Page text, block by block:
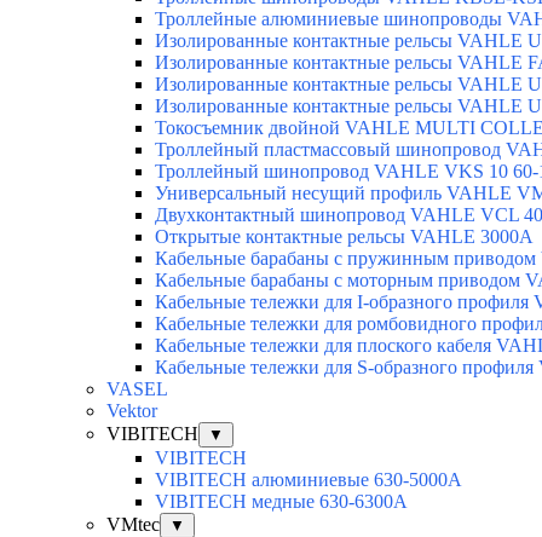
Троллейные алюминиевые шинопроводы
Изолированные контактные рельсы VAHLE
Изолированные контактные рельсы VAHLE
Изолированные контактные рельсы VAHLE
Изолированные контактные рельсы VAHLE
Токосъемник двойной VAHLE MULTI
Троллейный пластмассовый шинопровод
Троллейный шинопровод VAHLE VKS 10
Универсальный несущий профиль VAHLE
Двухконтактный шинопровод VAHLE VCL
Открытые контактные рельсы VAHLE 3000А
Кабельные барабаны с пружинным
Кабельные барабаны с моторным приводом
Кабельные тележки для I-образного профиля
Кабельные тележки для ромбовидного
Кабельные тележки для плоского кабеля
Кабельные тележки для S-образного
VASEL
Vektor
VIBITECH
▼
VIBITECH
VIBITECH алюминиевые 630-5000А
VIBITECH медные 630-6300А
VMtec
▼